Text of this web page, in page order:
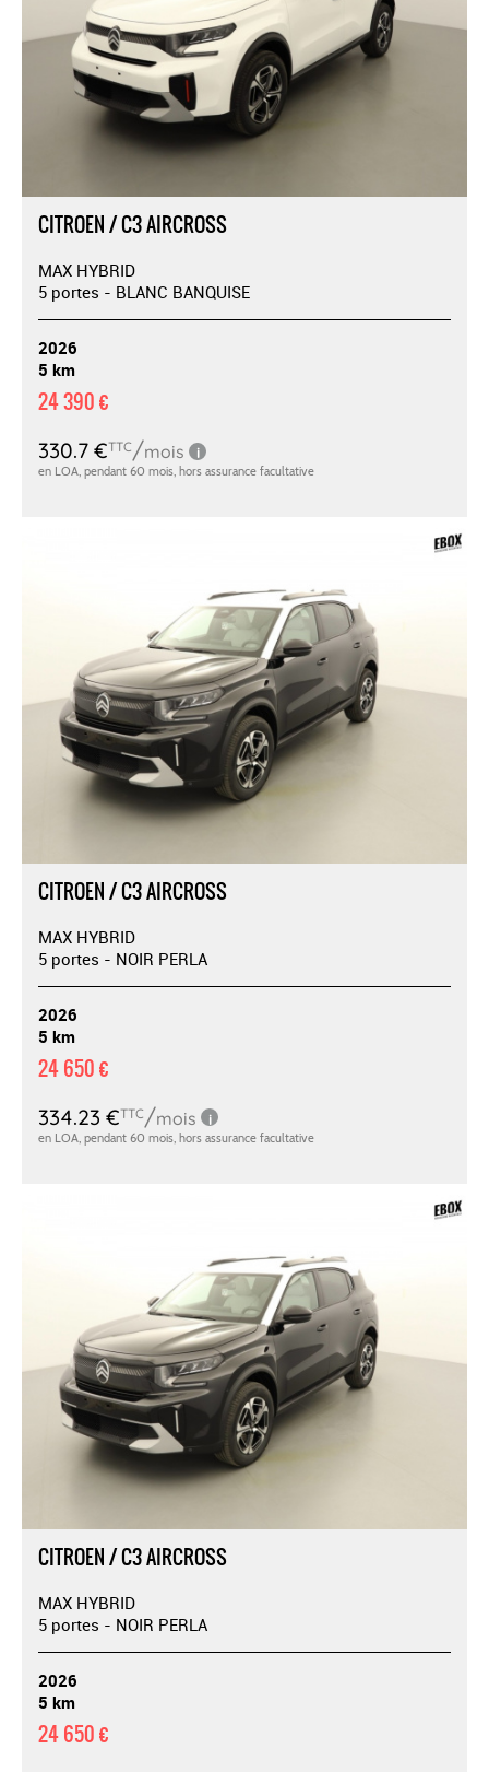
CITROEN / C3 AIRCROSS
MAX HYBRID
5 portes - BLANC BANQUISE
2026
5 km
24 390 €
CITROEN / C3 AIRCROSS
MAX HYBRID
5 portes - NOIR PERLA
2026
5 km
24 650 €
CITROEN / C3 AIRCROSS
MAX HYBRID
5 portes - NOIR PERLA
2026
5 km
24 650 €